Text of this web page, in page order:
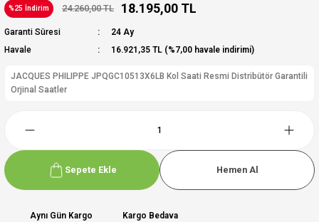
%25 İndirim 24.260,00 TL 18.195,00 TL
Garanti Süresi
24 Ay
Havale
16.921,35 TL (%7,00 havale indirimi)
JACQUES PHILIPPE JPQGC10513X6LB Kol Saati Resmi Distribütör Garantili
Orjinal Saatler
Sepete Ekle Hemen Al
Aynı Gün Kargo Kargo Bedava